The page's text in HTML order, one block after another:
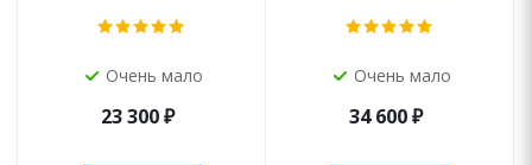
Очень мало
23 300₽
Очень мало
34 600₽